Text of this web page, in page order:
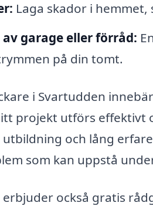
Laga skador i
garage eller förråd:
på din tomt.
i Svartudden
projekt utförs effektivt
och lång
som kan uppstå
erbjuder också gratis